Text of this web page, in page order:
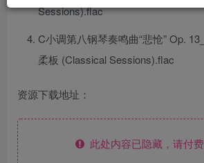
Sessions).flac
C小调第八钢琴奏鸣曲“悲怆” Op.
柔板 (Classical Sessions).flac
资源下载地址：
此处内容已隐藏，请付